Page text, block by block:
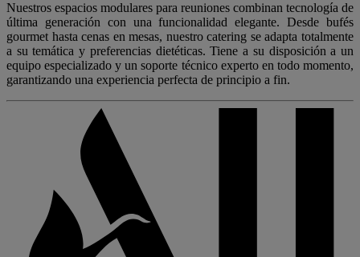
Nuestros espacios modulares para reuniones combinan tecnología de
última generación con una funcionalidad elegante. Desde bufés
gourmet hasta cenas en mesas, nuestro catering se adapta totalmente
a su temática y preferencias dietéticas. Tiene a su disposición a un
equipo especializado y un soporte técnico experto en todo momento,
garantizando una experiencia perfecta de principio a fin.